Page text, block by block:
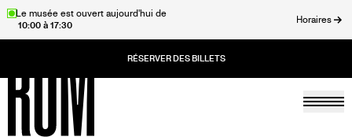
AllerLe musée est ouvert aujourd'hui de
10:00 à 17:30
Horaires